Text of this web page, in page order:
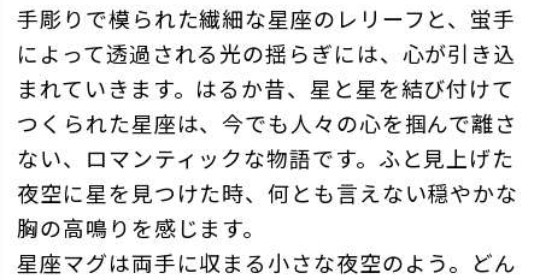
手彫りで模られた繊細な星座のレリーフと、蛍手
によって透過される光の揺らぎには、心が引き込
まれていきます。はるか昔、星と星を結び付けて
つくられた星座は、今でも人々の心を掴んで離さ
ない、ロマンティックな物語です。ふと見上げた
夜空に星を見つけた時、何とも言えない穏やかな
胸の高鳴りを感じます。
星座マグは両手に収まる小さな夜空のよう。どん